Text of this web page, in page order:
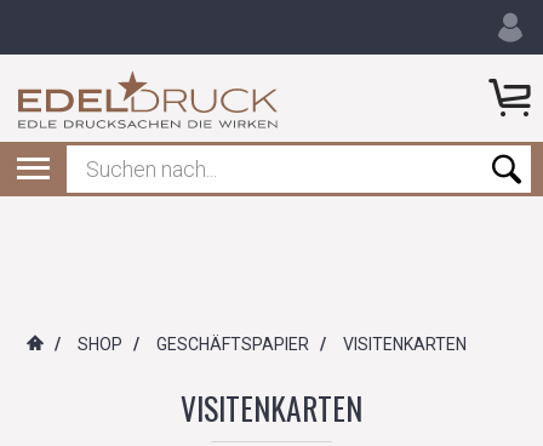
/ SHOP / GESCHÄFTSPAPIER / VISITENKARTEN
VISITENKARTEN